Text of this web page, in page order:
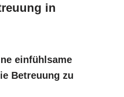
in
einfühlsame
Betreuung zu